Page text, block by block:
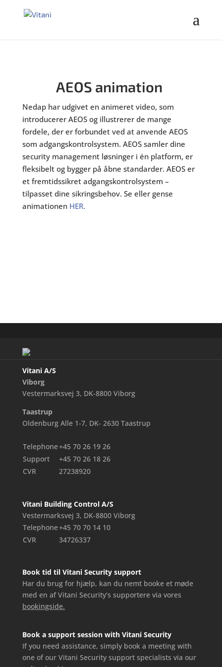
AEOS animation
Nedap har udgivet en animeret video, som
introducerer AEOS og illustrerer de mange
fordele, der er forbundet ved at anvende AEOS
som adgangskontrolsystem. AEOS samler dine
security management løsninger i én platform, er
fleksibelt og bygger på åbne standarder. AEOS er
et fremtidssikret adgangskontrolsystem –
tilpasset dine sikringsbehov. Se eller gense
animationen HER.
Vitani A/S
Viborg
Vestermarksvej 3, DK-8800 Viborg
Taastrup
Oldenburg Alle 1-7, DK- 2630 Taastrup
Telephone+45 70 26 19 26
Support
+45 70 26 18 26
CVR
27238920
Vitani Building Control A/S
Vestermarksvej 3, DK-8800 Viborg
Telephone+45 70 70 14 10
CVR
34726337
Book tid til Vitani Security support
Har du brug for hjælp, kan du nemt booke et møde
med en af Vitani Security’s supportere via vores
bookingside.
Book a support session with Vitani Security
If you need assistance, simply book a meeting with
one of our Vitani Security support specialists via our